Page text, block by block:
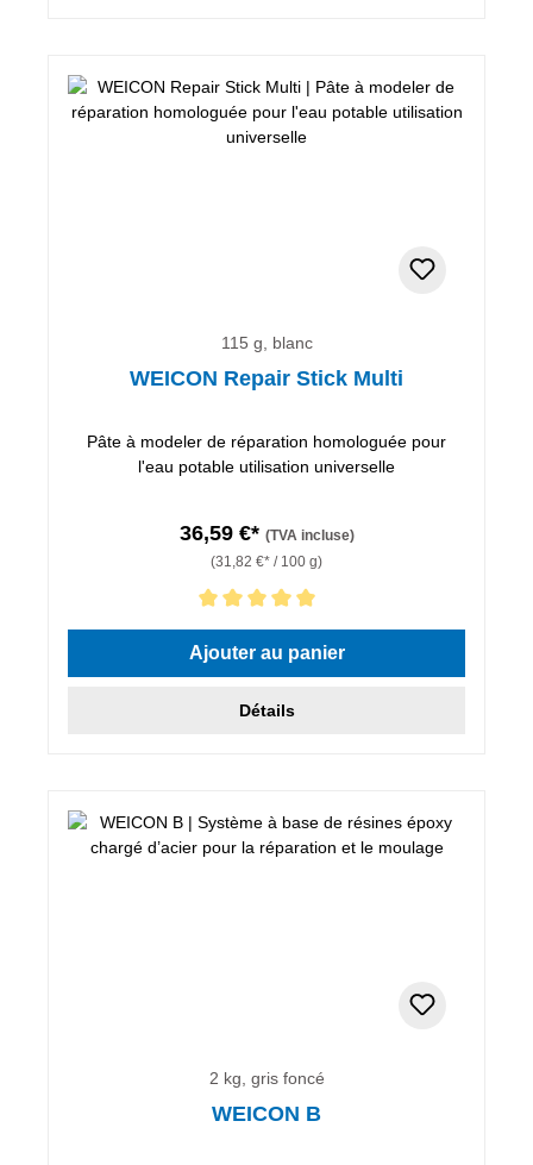
115 g, blanc
WEICON Repair Stick Multi
Pâte à modeler de réparation homologuée pour
l'eau potable utilisation universelle
36,59 €* (TVA incluse)
(31,82 €* / 100 g)
Note moyenne de 5 sur 5 étoiles
Ajouter au panier
Détails
2 kg, gris foncé
WEICON B